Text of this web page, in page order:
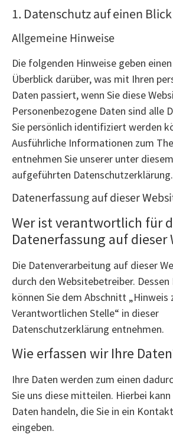
1. Datenschutz auf einen Blick
Allgemeine Hinweise
Die folgenden Hinweise geben
Überblick darüber, was mit Ihren
Daten passiert, wenn Sie diese
Personenbezogene Daten sind alle
Sie persönlich identifiziert werden
Ausführliche Informationen zum
entnehmen Sie unserer unter
aufgeführten Datenschutzerklärung.
Datenerfassung auf dieser
Wer ist verantwortlich für
Datenerfassung auf dieser
Die Datenverarbeitung auf dieser
durch den Websitebetreiber.
können Sie dem Abschnitt „Hinweis
Verantwortlichen Stelle“ in dieser
Datenschutzerklärung entnehmen.
Wie erfassen wir Ihre
Ihre Daten werden zum einen
Sie uns diese mitteilen. Hierbei kann
Daten handeln, die Sie in ein
eingeben.